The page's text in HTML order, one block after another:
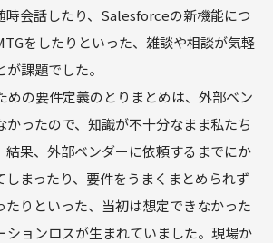
時会話したり、Salesforceの新機能につ
をしたりといった、雑談や相談が気軽
課題でした。
の要件定義のとりまとめは、外部ベン
かったので、知識が不十分なまま私たち
結果、外部ベンダーに依頼するまでにか
しまったり、要件をうまくまとめられず
たりといった、当初は想定できなかった
ションロスが生まれていました。現場か